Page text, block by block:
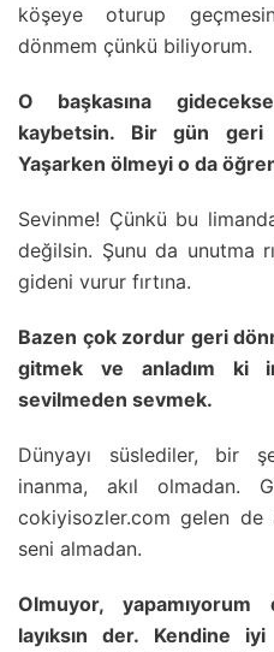
köşeye oturup
dönmem çünkü biliyorum.
O başkasına
kaybetsin. Bir gün geri
Yaşarken ölmeyi o da
Sevinme! Çünkü bu
değilsin. Şunu da unutma
gideni vurur fırtına.
Bazen çok zordur geri
gitmek ve anladım ki
sevilmeden sevmek.
Dünyayı süslediler, bir
inanma, akıl olmadan.
cokiyisozler.com gelen de
seni almadan.
Olmuyor,
layıksın der. Kendine